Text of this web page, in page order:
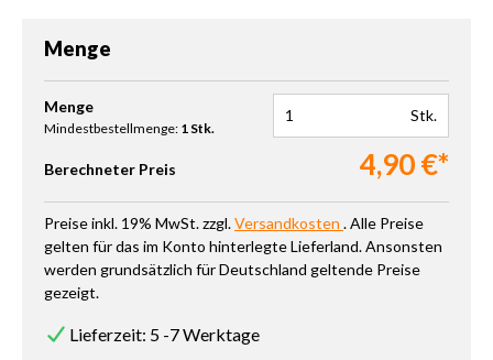
Menge
Produkt Anzahl: Gib den gewünschten Wert ein oder benutze
Menge
Mindestbestellmenge: 1 Stk.
Stk.
Berechneter Preis 4,90 €*
Preise inkl. 19% MwSt. zzgl.Versandkosten . Alle Preise
gelten für das im Konto hinterlegte Lieferland. Ansonsten
werden grundsätzlich für Deutschland geltende Preise
gezeigt.
Lieferzeit: 5 -7 Werktage